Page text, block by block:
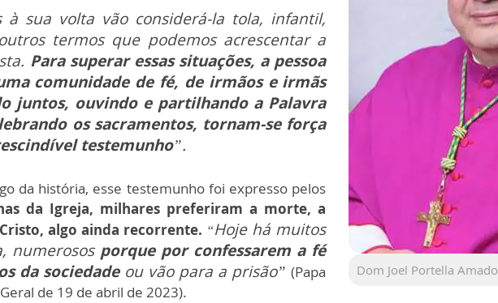
Dom Joel Portella Amado
à sua volta vão considerá-la tola, infantil,
termos que podemos acrescentar a
Para superar essas situações, a pessoa
comunidade de fé, de irmãos e irmãs
juntos, ouvindo e partilhando a Palavra
os sacramentos, tornam-se força
testemunho”.
da história, esse testemunho foi expresso pelos
da Igreja, milhares preferiram a morte, a
algo ainda recorrente. “Hoje há muitos
numerosos porque por confessarem a fé
da sociedadeou vão para a prisão” (Papa
de 19 de abril de 2023).